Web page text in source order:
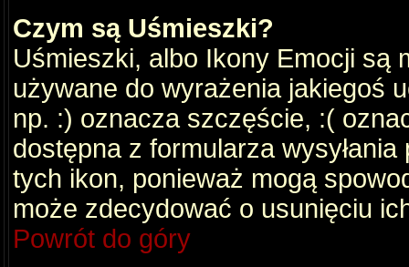
Czym są Uśmieszki?
Uśmieszki, albo Ikony Emocji są
używane do wyrażenia jakiegoś
np. :) oznacza szczęście, :(
dostępna z formularza
tych ikon, ponieważ mogą
może zdecydować o usunięciu
Powrót do góry